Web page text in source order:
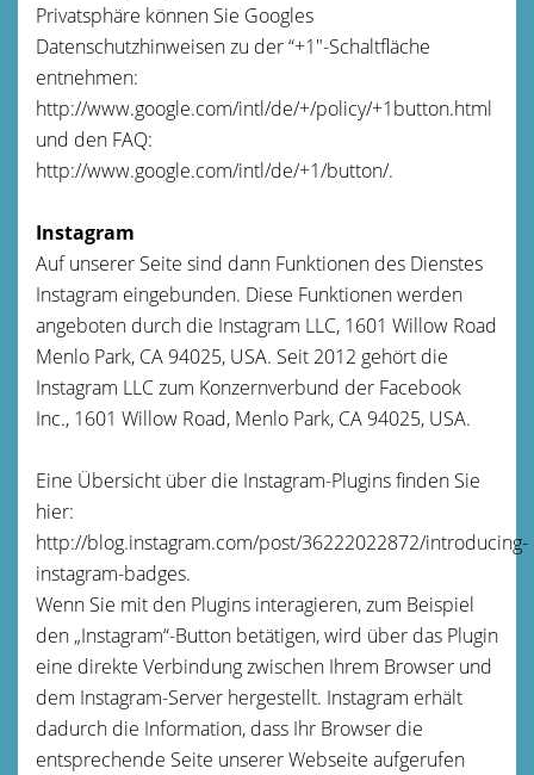
Privatsphäre können Sie Googles
Datenschutzhinweisen zu der “+1″-Schaltfläche
entnehmen:
http://www.google.com/intl/de/+/policy/+1button.html
und den FAQ:
http://www.google.com/intl/de/+1/button/.
Instagram
Auf unserer Seite sind dann Funktionen des Dienstes
Instagram eingebunden. Diese Funktionen werden
angeboten durch die Instagram LLC, 1601 Willow Road
Menlo Park, CA 94025, USA. Seit 2012 gehört die
Instagram LLC zum Konzernverbund der Facebook
Inc., 1601 Willow Road, Menlo Park, CA 94025, USA.
Eine Übersicht über die Instagram-Plugins finden Sie
hier:
http://blog.instagram.com/post/36222022872/introducing-
instagram-badges.
Wenn Sie mit den Plugins interagieren, zum Beispiel
den „Instagram“-Button betätigen, wird über das Plugin
eine direkte Verbindung zwischen Ihrem Browser und
dem Instagram-Server hergestellt. Instagram erhält
dadurch die Information, dass Ihr Browser die
entsprechende Seite unserer Webseite aufgerufen